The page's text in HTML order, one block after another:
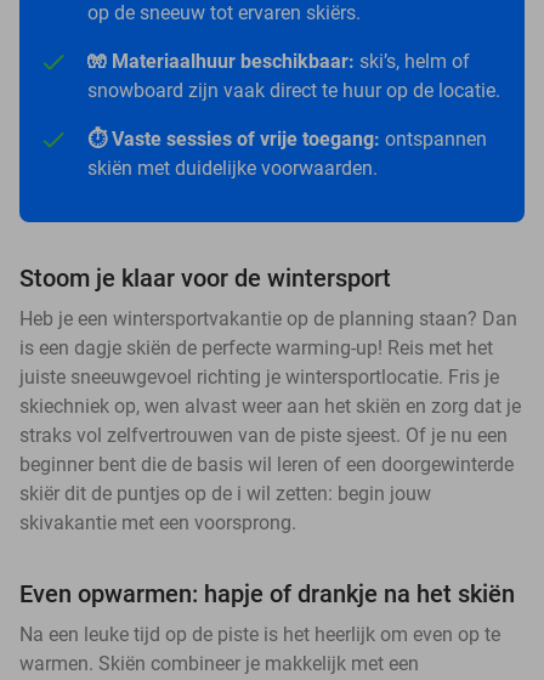
op de sneeuw tot ervaren skiërs.
🧤 Materiaalhuur beschikbaar: ski’s, helm of
snowboard zijn vaak direct te huur op de locatie.
⏱️ Vaste sessies of vrije toegang: ontspannen
skiën met duidelijke voorwaarden.
Stoom je klaar voor de wintersport
Heb je een wintersportvakantie op de planning staan? Dan
is een dagje skiën de perfecte warming-up! Reis met het
juiste sneeuwgevoel richting je wintersportlocatie. Fris je
skiechniek op, wen alvast weer aan het skiën en zorg dat je
straks vol zelfvertrouwen van de piste sjeest. Of je nu een
beginner bent die de basis wil leren of een doorgewinterde
skiër dit de puntjes op de i wil zetten: begin jouw
skivakantie met een voorsprong.
Even opwarmen: hapje of drankje na het skiën
Na een leuke tijd op de piste is het heerlijk om even op te
warmen. Skiën combineer je makkelijk met een